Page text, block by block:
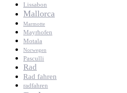
Lissabon
Mallorca
Marmotte
Mayrhofen
Motala
Norwegen
Pasculli
Rad
Rad fahren
radfahren